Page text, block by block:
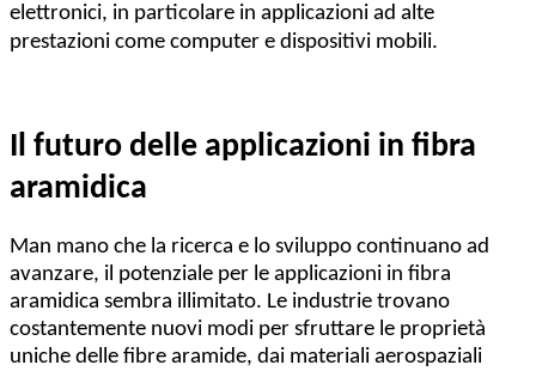
elettronici, in particolare in applicazioni ad alte
prestazioni come computer e dispositivi mobili.
Il futuro delle applicazioni in fibra
aramidica
Man mano che la ricerca e lo sviluppo continuano ad
avanzare, il potenziale per le applicazioni in fibra
aramidica sembra illimitato. Le industrie trovano
costantemente nuovi modi per sfruttare le proprietà
uniche delle fibre aramide, dai materiali aerospaziali